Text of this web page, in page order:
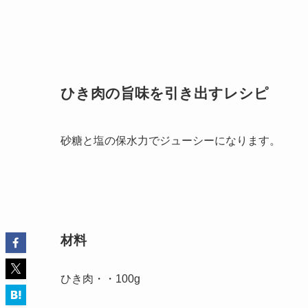
ひき肉の旨味を引き出すレシピ
砂糖と塩の保水力でジューシーになります。
材料
ひき肉・・100g